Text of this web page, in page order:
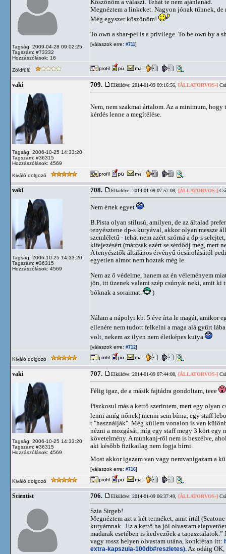
Tagság: 2009-04-28 09:02:25
Tagszám: #73332
Hozzászólások: 16
Köszönöm a választ. Tehát te nem ajánlanád.
Megnéztem a linkeket. Nagyon jónak tűnnek, de
Még egyszer köszönöm!
To own a shar-pei is a privilege. To be own by a
[válaszok erre: #711]
Zöldfülű
vaki
Tagság: 2006-10-25 14:33:20
Tagszám: #36315
Hozzászólások: 4569
709. Elküldve: 2014-01-09 09:16:56, [ÁLLATORVOS-]
Nem, nem szakmai ártalom. Az a minimum,
kérdés lenne a megítélése.
Kiváló dolgozó
vaki
Tagság: 2006-10-25 14:33:20
Tagszám: #36315
Hozzászólások: 4569
708. Elküldve: 2014-01-09 07:57:08, [ÁLLATORVOS-]
Nem értek egyet
B.Pista olyan stílusú, amilyen, de az általad
tenyésztene dp-s kutyával, akkor olyan messze
szemléletű - tehát nem azért szórná a dp-s
kifejezésért (márcsak azért se sérdődj meg, mert
A tenyésztők általános érvényű ócsárolásától
egyetlen almot nem hoztak még le.
Nem az ő védelme, hanem az én véleményem
jön, itt üzenek valami szép csúnyát neki, amit ki
bóknak a soraimat.
)
Nálam a nápolyi kb. 5 éve írta le magát, amikor
ellenére nem tudott felkelni a maga alá gyűrt
volt, nekem az ilyen nem életképes kutya
[válaszok erre: #712]
Kiváló dolgozó
vaki
Tagság: 2006-10-25 14:33:20
Tagszám: #36315
Hozzászólások: 4569
707. Elküldve: 2014-01-09 07:44:08, [ÁLLATORVOS-]
Félig igaz, de a másik fajtádra gondoltam, teee
Piszkosul más a kettő szerintem, mert egy
lenni amíg nőnek) menni sem bírna, egy staff
t "használják". Még küllem vonalon is van
nézni a mozgását, míg egy staff megy 3 kört egy
követelmény. A munkanj-ről nem is beszélve,
aki később fizikailag nem fogja bírni.
Most akkor igazam van vagy nemvanigazam a
[válaszok erre: #716]
Kiváló dolgozó
Scientist 706. Elküldve: 2014-01-09 06:37:49, [ÁLLATORVOS-]
Szia Sirgeb!
Megnéztem azt a két terméket, amit írtál
kutyámnak...Ez a kettő ha jól olvastam
madarak esetében is kedvezőek a
vagy rossz helyen olvastam utána, konkrétan itt:
extra-kapszula-100db#reszletes). Az odáig